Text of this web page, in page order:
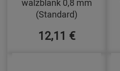
walzblank 0,8 mm
(Standard)
12,11 €